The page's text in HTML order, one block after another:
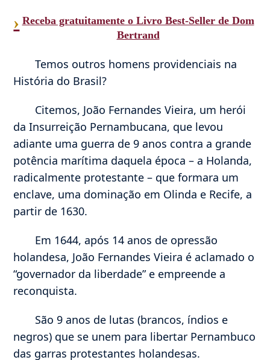
› Receba gratuitamente o Livro Best-Seller de Dom
Bertrand
Temos outros homens providenciais na
História do Brasil?
Citemos, João Fernandes Vieira, um herói
da Insurreição Pernambucana, que levou
adiante uma guerra de 9 anos contra a grande
potência marítima daquela época – a Holanda,
radicalmente protestante – que formara um
enclave, uma dominação em Olinda e Recife, a
partir de 1630.
Em 1644, após 14 anos de opressão
holandesa, João Fernandes Vieira é aclamado o
“governador da liberdade” e empreende a
reconquista.
São 9 anos de lutas (brancos, índios e
negros) que se unem para libertar Pernambuco
das garras protestantes holandesas.